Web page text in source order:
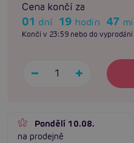
Cena končí za
01 dní 19 hodin 47
Končí v 23:59 nebo do vyprodání
Pondělí 10.08.
na prodejně